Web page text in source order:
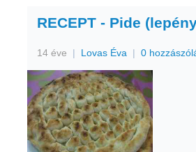
RECEPT - Pide
14 éve | Lovas Éva | 0